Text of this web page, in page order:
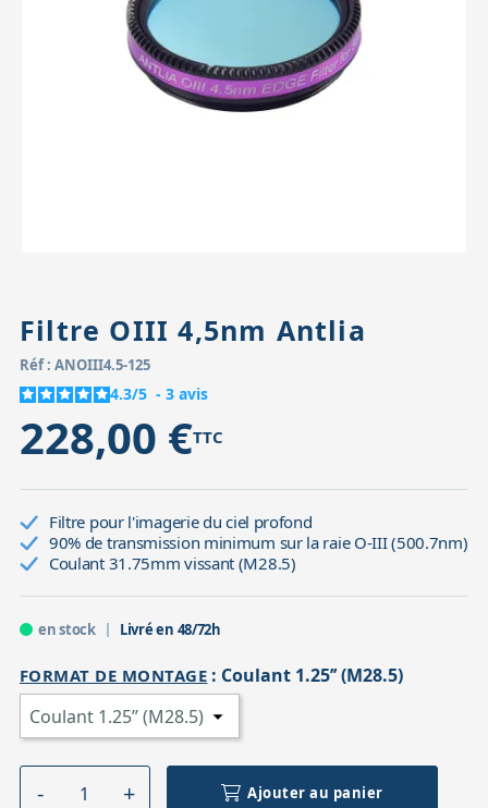
Accessoires pour montures
Pièces détachées
Filtre OIII 4,5nm Antlia
Réf : ANOIII4.5-125
4.3/5 - 3 avis
228,00 €TTC
Filtre pour l'imagerie du ciel profond
90% de transmission minimum sur la raie O-III (500.7nm)
Coulant 31.75mm vissant (M28.5)
en stock Livré en 48/72h
FORMAT DE MONTAGE : Coulant 1.25’’ (M28.5)
Ajouter au panier